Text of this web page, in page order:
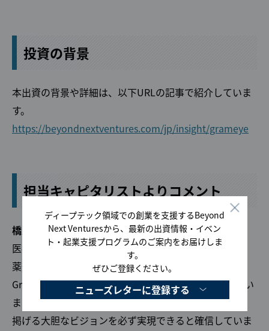
投資の背景
本出資の背景や詳細は、以下URLの記事で紹介していま
す。
https://beyondnextventures.com/jp/insight/grameye
担当キャピタリストよりコメント
橋爪 克弥（Executive Officer / Partner）、柏木 康孝
医療現場の内外にまたがるグローバルな公衆衛生課題、
薬剤耐性菌（AMR）。このグローバルな課題に挑む
GramEyeへの出資を決定できたことを心から嬉しく思い
ます。平岡氏・山田氏が率いる優れたチームであれば、
掲げる大胆なビジョンを必ず実現できると確信していま
ディープテック領域での創業を支援するBeyond
Next Venturesから、最新の出資情報・イベン
ト・起業支援プログラムのご案内をお届けしま
す。
ぜひご登録ください。
ニューズレターに登録する